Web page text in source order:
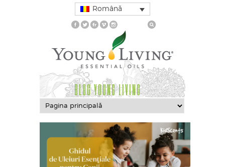
Română
BLOG YOUNG LIVING